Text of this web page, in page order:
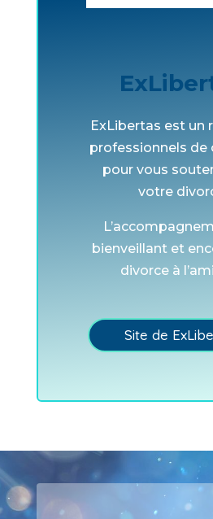
ExLibertas est un
professionnels de
pour vous
votre
bienveillant et
divorce à
Site de